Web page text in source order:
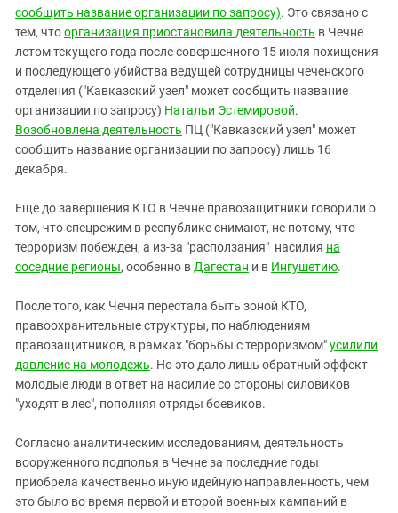
сообщить название организации по запросу). Это связано с
тем, чтоорганизация приостановила деятельность в Чечне
летом текущего года после совершенного 15 июля похищения
и последующего убийства ведущей сотрудницы чеченского
отделения ("Кавказский узел" может сообщить название
организации по запросу) Натальи Эстемировой.
Возобновлена деятельность ПЦ ("Кавказский узел" может
сообщить название организации по запросу) лишь 16
декабря.
Еще до завершения КТО в Чечне правозащитники говорили о
том, что спецрежим в республике снимают, не потому, что
терроризм побежден, а из-за "расползания" насилия на
соседние регионы, особенно в Дагестан и в Ингушетию.
После того, как Чечня перестала быть зоной КТО,
правоохранительные структуры, по наблюдениям
правозащитников, в рамках "борьбы с терроризмом"усилили
давление на молодежь. Но это дало лишь обратный эффект -
молодые люди в ответ на насилие со стороны силовиков
"уходят в лес", пополняя отряды боевиков.
Согласно аналитическим исследованиям, деятельность
вооруженного подполья в Чечне за последние годы
приобрела качественно иную идейную направленность, чем
это было во время первой и второй военных кампаний в